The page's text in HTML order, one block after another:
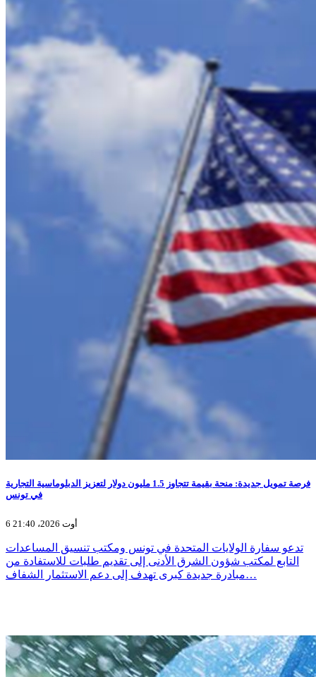
فرصة تمويل جديدة: منحة بقيمة تتجاوز 1.5 مليون دولار لتعزيز الدبلوماسية التجارية
في تونس
6 أوت 2026، 21:40
تدعو سفارة الولايات المتحدة في تونس ومكتب تنسيق المساعدات
التابع لمكتب شؤون الشرق الأدنى إلى تقديم طلبات للاستفادة من
مبادرة جديدة كبرى تهدف إلى دعم الاستثمار الشفاف…